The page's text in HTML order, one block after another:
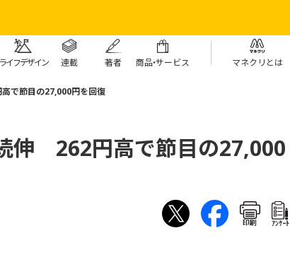
ライフデザイン 連載 著者 商品・サービス マネクリとは
で節目の27,000円を回復
伸 262円高で節目の27,000
印刷 ｱﾝｹｰﾄ